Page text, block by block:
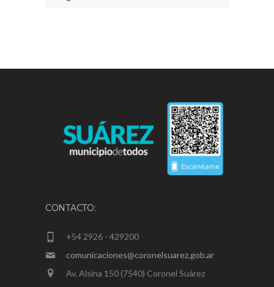
CONTACTO:
+54 2926 - 429200
comunicaciones@coronelsuarez.gob.ar
Av. Alsina 150 (7540) Coronel Suárez